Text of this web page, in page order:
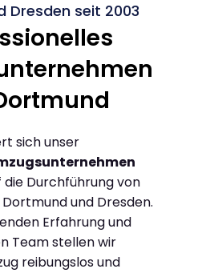
Dresden seit 2003
sich unser
die Durchführung von
und Dresden.
Erfahrung und
Team stellen wir
reibungslos und